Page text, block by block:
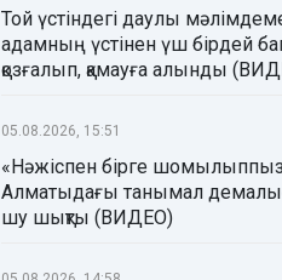
Той үстіндегі даулы
адамның үстінен үш бірдей
қозғалып, қамауға алынды
05.08.2026, 15:51
«Нәжіспен бірге
Алматыдағы танымал
шу шықты (ВИДЕО)